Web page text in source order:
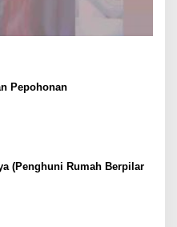
Pepohonan
(Penghuni Rumah Berpilar